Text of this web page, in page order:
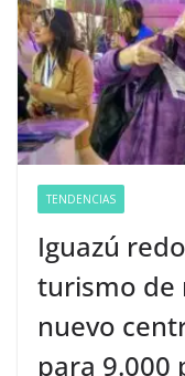
TENDENCIAS
Iguazú
turismo de
nuevo
para 9.000